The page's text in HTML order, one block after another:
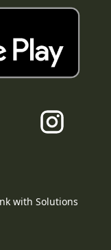
with Solutions